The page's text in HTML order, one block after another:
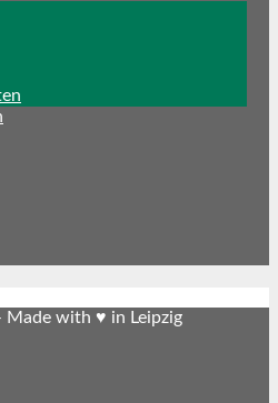
Made with ♥ in Leipzig